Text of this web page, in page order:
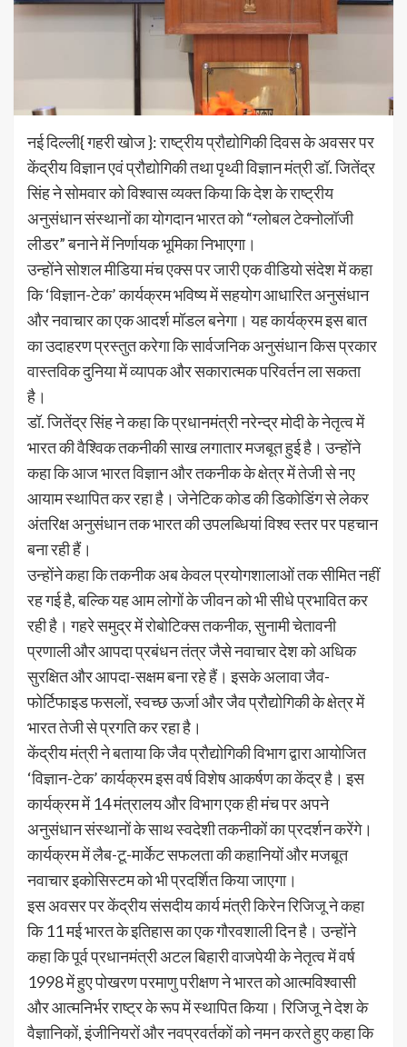
नई दिल्ली{ गहरी खोज }: राष्ट्रीय प्रौद्योगिकी दिवस के अवसर पर
केंद्रीय विज्ञान एवं प्रौद्योगिकी तथा पृथ्वी विज्ञान मंत्री डॉ. जितेंद्र
सिंह ने सोमवार को विश्वास व्यक्त किया कि देश के राष्ट्रीय
अनुसंधान संस्थानों का योगदान भारत को “ग्लोबल टेक्नोलॉजी
लीडर” बनाने में निर्णायक भूमिका निभाएगा।
उन्होंने सोशल मीडिया मंच एक्स पर जारी एक वीडियो संदेश में कहा
कि ‘विज्ञान-टेक’ कार्यक्रम भविष्य में सहयोग आधारित अनुसंधान
और नवाचार का एक आदर्श मॉडल बनेगा। यह कार्यक्रम इस बात
का उदाहरण प्रस्तुत करेगा कि सार्वजनिक अनुसंधान किस प्रकार
वास्तविक दुनिया में व्यापक और सकारात्मक परिवर्तन ला सकता
है।
डॉ. जितेंद्र सिंह ने कहा कि प्रधानमंत्री नरेन्द्र मोदी के नेतृत्व में
भारत की वैश्विक तकनीकी साख लगातार मजबूत हुई है। उन्होंने
कहा कि आज भारत विज्ञान और तकनीक के क्षेत्र में तेजी से नए
आयाम स्थापित कर रहा है। जेनेटिक कोड की डिकोडिंग से लेकर
अंतरिक्ष अनुसंधान तक भारत की उपलब्धियां विश्व स्तर पर पहचान
बना रही हैं।
उन्होंने कहा कि तकनीक अब केवल प्रयोगशालाओं तक सीमित नहीं
रह गई है, बल्कि यह आम लोगों के जीवन को भी सीधे प्रभावित कर
रही है। गहरे समुद्र में रोबोटिक्स तकनीक, सुनामी चेतावनी
प्रणाली और आपदा प्रबंधन तंत्र जैसे नवाचार देश को अधिक
सुरक्षित और आपदा-सक्षम बना रहे हैं। इसके अलावा जैव-
फोर्टिफाइड फसलों, स्वच्छ ऊर्जा और जैव प्रौद्योगिकी के क्षेत्र में
भारत तेजी से प्रगति कर रहा है।
केंद्रीय मंत्री ने बताया कि जैव प्रौद्योगिकी विभाग द्वारा आयोजित
‘विज्ञान-टेक’ कार्यक्रम इस वर्ष विशेष आकर्षण का केंद्र है। इस
कार्यक्रम में 14 मंत्रालय और विभाग एक ही मंच पर अपने
अनुसंधान संस्थानों के साथ स्वदेशी तकनीकों का प्रदर्शन करेंगे।
कार्यक्रम में लैब-टू-मार्केट सफलता की कहानियों और मजबूत
नवाचार इकोसिस्टम को भी प्रदर्शित किया जाएगा।
इस अवसर पर केंद्रीय संसदीय कार्य मंत्री किरेन रिजिजू ने कहा
कि 11 मई भारत के इतिहास का एक गौरवशाली दिन है। उन्होंने
कहा कि पूर्व प्रधानमंत्री अटल बिहारी वाजपेयी के नेतृत्व में वर्ष
1998 में हुए पोखरण परमाणु परीक्षण ने भारत को आत्मविश्वासी
और आत्मनिर्भर राष्ट्र के रूप में स्थापित किया। रिजिजू ने देश के
वैज्ञानिकों, इंजीनियरों और नवप्रवर्तकों को नमन करते हुए कहा कि